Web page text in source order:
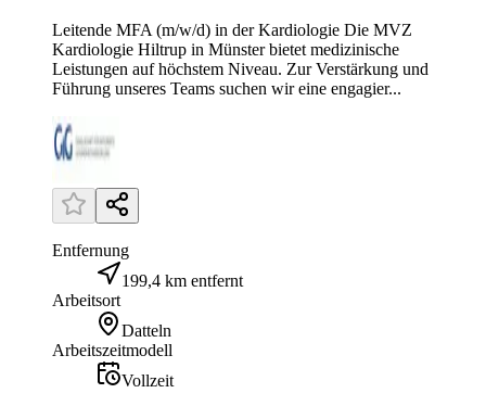
Leitende MFA (m/w/d) in der Kardiologie Die MVZ
Kardiologie Hiltrup in Münster bietet medizinische
Leistungen auf höchstem Niveau. Zur Verstärkung und
Führung unseres Teams suchen wir eine engagier...
Entfernung
199,4 km entfernt
Arbeitsort
Datteln
Arbeitszeitmodell
Vollzeit